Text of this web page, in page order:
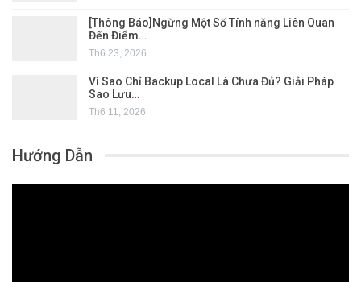
[Thông Báo]Ngừng Một Số Tính năng Liên Quan
Đến Điểm…
Th6 23, 2026
Vì Sao Chỉ Backup Local Là Chưa Đủ? Giải Pháp
Sao Lưu…
Th6 11, 2026
Hướng Dẫn